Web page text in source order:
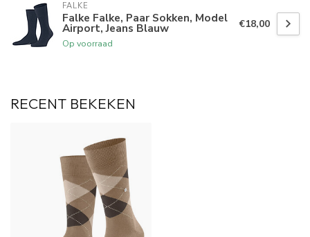
FALKE
Falke Falke, Paar Sokken, Model
Airport, Jeans Blauw
Op voorraad
€18,00
RECENT BEKEKEN